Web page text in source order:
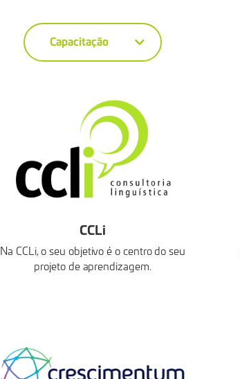
Capacitação
CCLi
Na CCLi, o seu objetivo é o centro do seu
projeto de aprendizagem.